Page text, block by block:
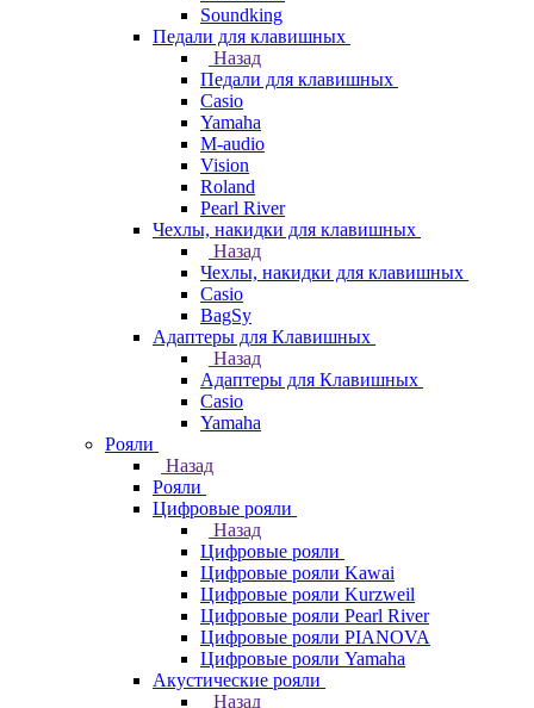
Soundking
Педали для клавишных
Назад
Педали для клавишных
Casio
Yamaha
M-audio
Vision
Roland
Pearl River
Чехлы, накидки для клавишных
Назад
Чехлы, накидки для клавишных
Casio
BagSy
Адаптеры для Клавишных
Назад
Адаптеры для Клавишных
Casio
Yamaha
Рояли
Назад
Рояли
Цифровые рояли
Назад
Цифровые рояли
Цифровые рояли Kawai
Цифровые рояли Kurzweil
Цифровые рояли Pearl River
Цифровые рояли PIANOVA
Цифровые рояли Yamaha
Акустические рояли
Назад